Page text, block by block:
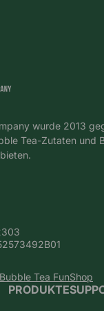
wurde 2013
Tea-Zutaten und
Bubble Tea FunShop
PRODUKTE